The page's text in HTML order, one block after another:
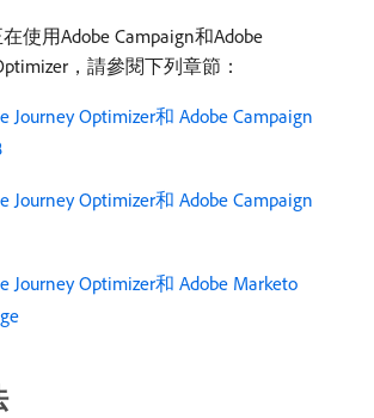
使用Adobe Campaign和Adobe
，請參閱下列章節：
Journey Optimizer和 Adobe Campaign
Journey Optimizer和 Adobe Campaign
Journey Optimizer和 Adobe Marketo